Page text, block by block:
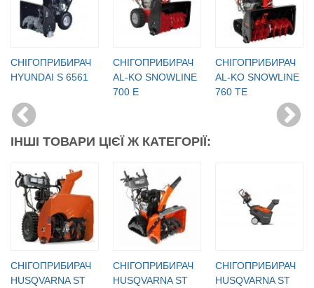
СНІГОПРИБИРАЧ
HYUNDAI S 6561
СНІГОПРИБИРАЧ
AL-KO SNOWLINE
700 E
СНІГОПРИБИРАЧ
AL-KO SNOWLINE
760 TE
ІНШІ ТОВАРИ ЦІЄЇ Ж КАТЕГОРІЇ:
СНІГОПРИБИРАЧ
HUSQVARNA ST
СНІГОПРИБИРАЧ
HUSQVARNA ST
СНІГОПРИБИРАЧ
HUSQVARNA ST